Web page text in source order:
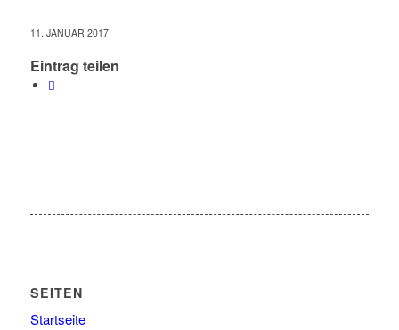
11. JANUAR 2017
Eintrag teilen
SEITEN
Startseite